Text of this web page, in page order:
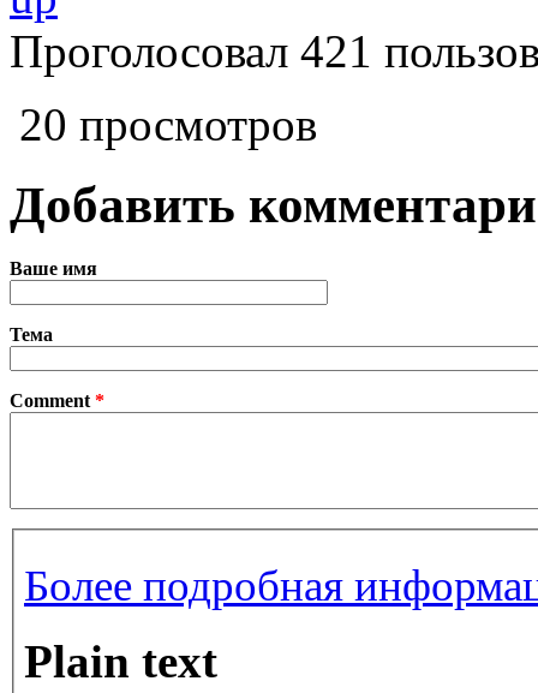
Проголосовал 421
20 просмотров
Добавить
Ваше имя
Тема
Comment *
Более подробная
Plain text